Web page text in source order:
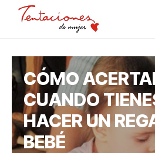
CÓMO
CUANDO
HACER UN
BEBÉ